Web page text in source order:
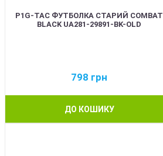
P1G-TAC ФУТБОЛКА СТАРИЙ COMBAT
BLACK UA281-29891-BK-OLD
798 грн
ДО КОШИКУ